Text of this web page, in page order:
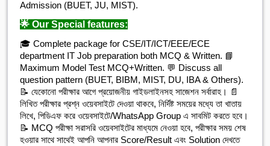
Admission (BUET, JU, MIST).
🌟 Our Special features:
🎓 Complete package for CSE/IT/ICT/EEE/ECE
department IT Job preparation both MCQ & Written. 📘
Maximum Model Test MCQ+Written. 💬 Discuss all
question pattern (BUET, BIBM, MIST, DU, IBA & Others).
📝 যেকোনো পরীক্ষার আগে প্রয়োজনীয় গাইডলাইনসহ সাজেশন সর্বারাহ। 📄
লিখিত পরীক্ষার প্রশ্ন ওয়েবসাইটে দেওয়া থাকবে, নির্দিষ্ট সময়ের মধ্যে তা খাতায়
লিখে, পিডিএফ করে ওয়েবসাইটে/WhatsApp Group এ সাবমিট করতে হবে।
📝 MCQ পরীক্ষা সরাসরি ওয়েবসাইটের মাধ্যমে নেওয়া হবে, পরীক্ষার সময় শেষ
হওয়ার সাথে সাথেই আপনি আপনার Score/Result এবং Solution দেখতে